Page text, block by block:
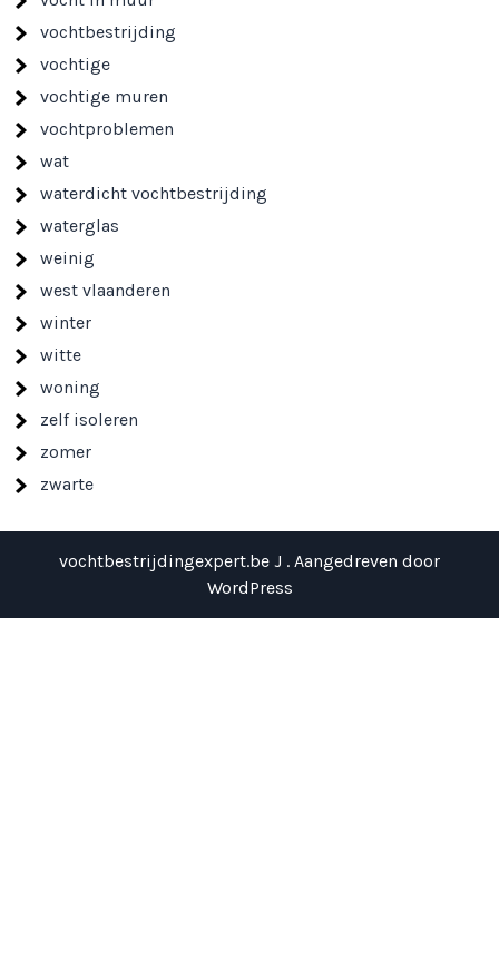
vochtbestrijding
vochtige
vochtige muren
vochtproblemen
wat
waterdicht vochtbestrijding
waterglas
weinig
west vlaanderen
winter
witte
woning
zelf isoleren
zomer
zwarte
vochtbestrijdingexpert.be J . Aangedreven door
WordPress